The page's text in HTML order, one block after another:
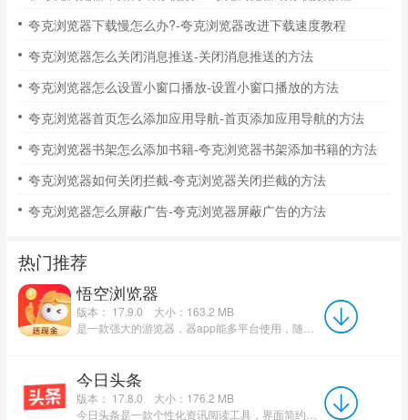
夸克浏览器下载慢怎么办?-夸克浏览器改进下载速度教程
夸克浏览器怎么关闭消息推送-关闭消息推送的方法
夸克浏览器怎么设置小窗口播放-设置小窗口播放的方法
夸克浏览器首页怎么添加应用导航-首页添加应用导航的方法
夸克浏览器书架怎么添加书籍-夸克浏览器书架添加书籍的方法
夸克浏览器如何关闭拦截-夸克浏览器关闭拦截的方法
夸克浏览器怎么屏蔽广告-夸克浏览器屏蔽广告的方法
热门推荐
悟空浏览器
版本： 17.9.0
大小：163.2 MB
今日头条
版本： 17.8.0
大小：176.2 MB